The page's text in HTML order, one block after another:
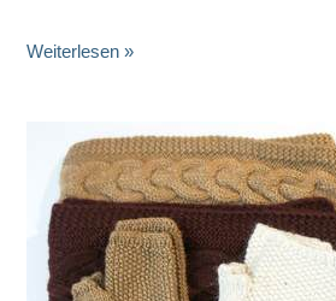
Ledertaschen
Sortiment!
Weiterlesen »